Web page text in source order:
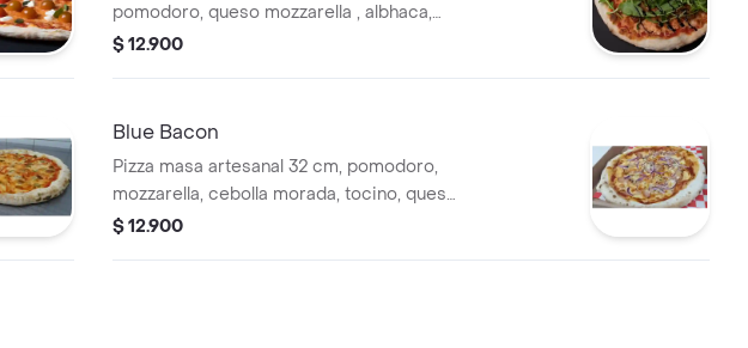
pomodoro, queso mozzarella , albhaca,
tomate deshidratado, reducción aceto
$ 12.900
Blue Bacon
Pizza masa artesanal 32 cm, pomodoro,
mozzarella, cebolla morada, tocino, queso
azul.
$ 12.900